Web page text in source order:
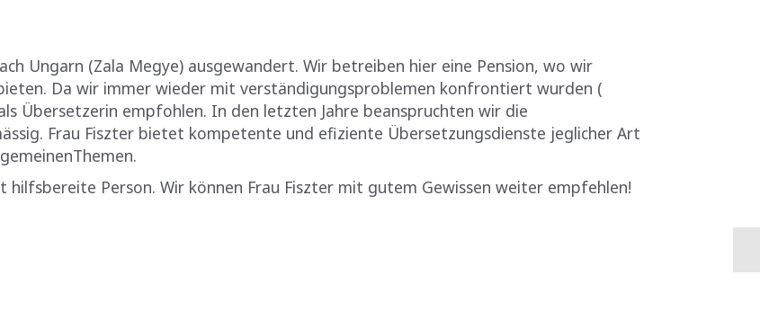
Ungarn (Zala Megye) ausgewandert. Wir betreiben hier eine Pension, wo wir
Da wir immer wieder mit verständigungsproblemen konfrontiert wurden (
Übersetzerin empfohlen. In den letzten Jahre beanspruchten wir die
Frau Fiszter bietet kompetente und efiziente Übersetzungsdienste jeglicher Art
hilfsbereite Person. Wir können Frau Fiszter mit gutem Gewissen weiter empfehlen!